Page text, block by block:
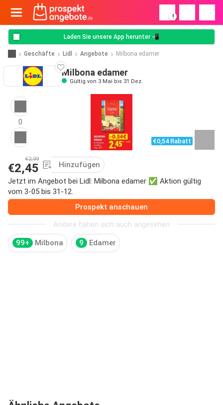
!
Laden Sie unsere App herunter 📲
Geschäfte Lidl Angebote Milbona edamer
Milbona edamer
Gültig von 3 Mai bis 31 Dez.
0
€0,54 Rabatt
€2,99
€2,45
Hinzufügen
Jetzt im Angebot bei Lidl: Milbona edamer ✅ Aktion gültig
vom 3-05 bis 31-12.
Prospekt anschauen
Andere haben sich auch angesehen
99+ Milbona 9 Edamer